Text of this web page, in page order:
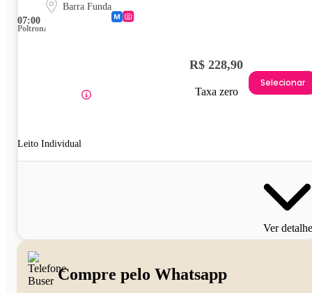
07:00
Barra Funda
Poltrona
Leito Individual
R$ 228,90
Taxa zero
Selecionar
Ver
Compre pelo Whatsapp